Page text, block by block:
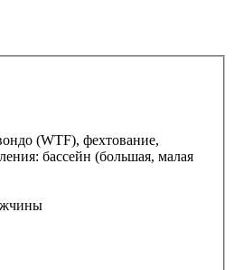
(WTF), фехтование,
бассейн (большая, малая